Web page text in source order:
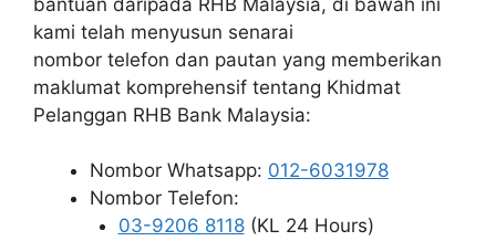
kami telah menyusun senarai
nombor telefon dan pautan yang memberikan
maklumat komprehensif tentang Khidmat
Pelanggan RHB Bank Malaysia:
Nombor Whatsapp: 012-6031978
Nombor Telefon:
03-9206 8118(KL 24 Hours)